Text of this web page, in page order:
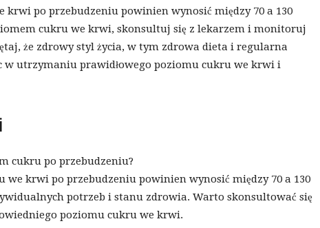
krwi po przebudzeniu powinien wynosić między 70 a 130
cukru we krwi, skonsultuj się z lekarzem i monitoruj
że zdrowy styl życia, w tym zdrowa dieta i regularna
w utrzymaniu prawidłowego poziomu cukru we krwi i
cukru po przebudzeniu?
we krwi po przebudzeniu powinien wynosić między 70 a 130
potrzeb i stanu zdrowia. Warto skonsultować się
poziomu cukru we krwi.